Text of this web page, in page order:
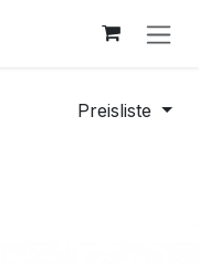
Preisliste